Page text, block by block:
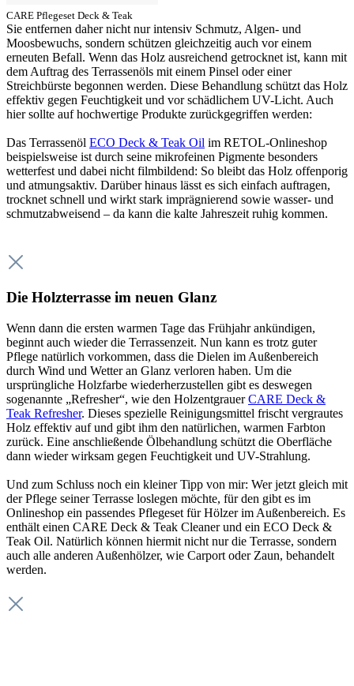
CARE Pflegeset Deck & Teak
Sie entfernen daher nicht nur intensiv Schmutz, Algen- und
Moosbewuchs, sondern schützen gleichzeitig auch vor einem
erneuten Befall. Wenn das Holz ausreichend getrocknet ist, kann mit
dem Auftrag des Terrassenöls mit einem Pinsel oder einer
Streichbürste begonnen werden. Diese Behandlung schützt das Holz
effektiv gegen Feuchtigkeit und vor schädlichem UV-Licht. Auch
hier sollte auf hochwertige Produkte zurückgegriffen werden:
Das Terrassenöl ECO Deck & Teak Oil im RETOL-Onlineshop
beispielsweise ist durch seine mikrofeinen Pigmente besonders
wetterfest und dabei nicht filmbildend: So bleibt das Holz offenporig
und atmungsaktiv. Darüber hinaus lässt es sich einfach auftragen,
trocknet schnell und wirkt stark imprägnierend sowie wasser- und
schmutzabweisend – da kann die kalte Jahreszeit ruhig kommen.
Die Holzterrasse im neuen Glanz
Wenn dann die ersten warmen Tage das Frühjahr ankündigen,
beginnt auch wieder die Terrassenzeit. Nun kann es trotz guter
Pflege natürlich vorkommen, dass die Dielen im Außenbereich
durch Wind und Wetter an Glanz verloren haben. Um die
ursprüngliche Holzfarbe wiederherzustellen gibt es deswegen
sogenannte „Refresher“, wie den HolzentgrauerCARE Deck &
Teak Refresher. Dieses spezielle Reinigungsmittel frischt vergrautes
Holz effektiv auf und gibt ihm den natürlichen, warmen Farbton
zurück. Eine anschließende Ölbehandlung schützt die Oberfläche
dann wieder wirksam gegen Feuchtigkeit und UV-Strahlung.
Und zum Schluss noch ein kleiner Tipp von mir: Wer jetzt gleich mit
der Pflege seiner Terrasse loslegen möchte, für den gibt es im
Onlineshop ein passendes Pflegeset für Hölzer im Außenbereich. Es
enthält einen CARE Deck & Teak Cleaner und ein ECO Deck &
Teak Oil. Natürlich können hiermit nicht nur die Terrasse, sondern
auch alle anderen Außenhölzer, wie Carport oder Zaun, behandelt
werden.